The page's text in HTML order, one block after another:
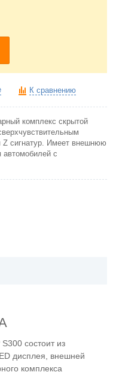
К сравнению
комплекс скрытой
сигнатур. Имеет внешнюю
автомобилей с
состоит из
дисплея, внешней
комплекса